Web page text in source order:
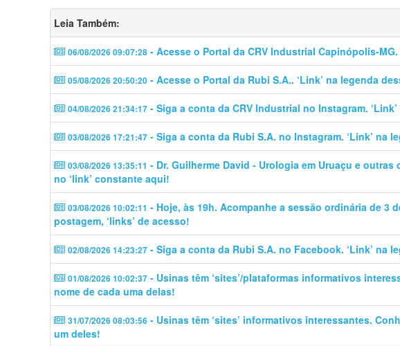
Leia Também:
06/08/2026 09:07:28 - Acesse o Portal da CRV Industrial Capinópolis-
05/08/2026 20:50:20 - Acesse o Portal da Rubi S.A.. ‘Link’ na legenda
04/08/2026 21:34:17 - Siga a conta da CRV Industrial no Instagram.
03/08/2026 17:21:47 - Siga a conta da Rubi S.A. no Instagram. ‘Link’ na
03/08/2026 13:35:11 - Dr. Guilherme David - Urologia em Uruaçu e
no ‘link’ constante aqui!
03/08/2026 10:02:11 - Hoje, às 19h. Acompanhe a sessão ordinária de 3
postagem, ‘links’ de acesso!
02/08/2026 14:23:27 - Siga a conta da Rubi S.A. no Facebook. ‘Link’ na
01/08/2026 10:02:37 - Usinas têm ‘sites’/plataformas informativos
nome de cada uma delas!
31/07/2026 08:03:56 - Usinas têm ‘sites’ informativos interessantes.
um deles!